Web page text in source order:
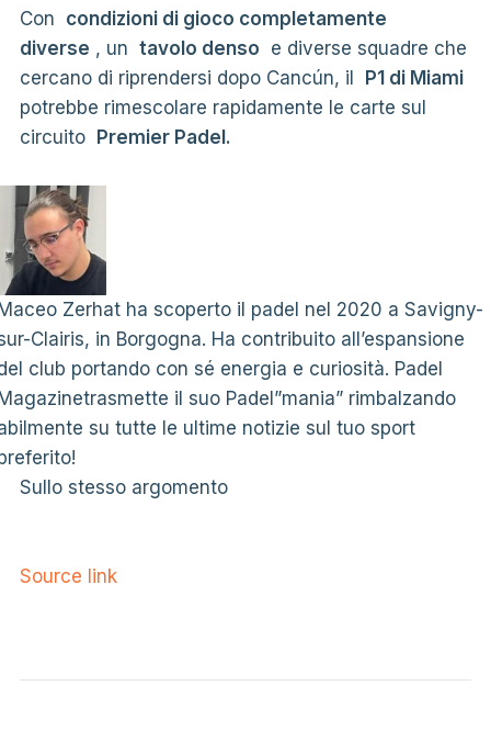
Con condizioni di gioco completamente
diverse , un tavolo denso e diverse squadre che
cercano di riprendersi dopo Cancún, il P1 di Miami
potrebbe rimescolare rapidamente le carte sul
circuito Premier Padel.
Zerhat ha scoperto il padel nel 2020 a Savigny-
Clairis, in Borgogna. Ha contribuito all’espansione
club portando con sé energia e curiosità. Padel
il suo Padel”mania” rimbalzando
su tutte le ultime notizie sul tuo sport
Sullo stesso argomento
Source link